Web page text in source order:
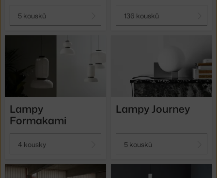
5 kousků 136 kousků
Lampy
Formakami
4 kousky
Lampy Journey
5 kousků